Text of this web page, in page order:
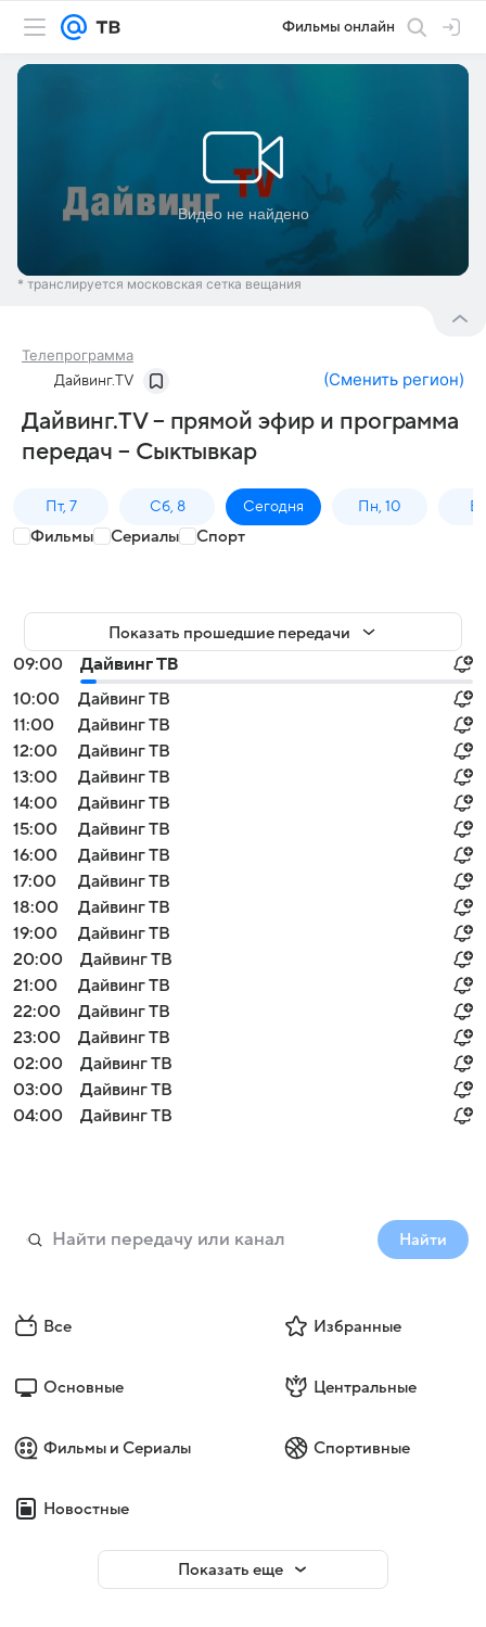
Фильмы онлайн
* транслируется московская сетка вещания
Телепрограмма
Дайвинг.TV (Сменить регион)
Дайвинг.TV – прямой эфир и программа
передач – Сыктывкар
Пт, 7 Сб, 8 Сегодня Пн, 10
Фильмы Сериалы Спорт
Показать прошедшие передачи
09:00
Дайвинг ТВ
10:00
Дайвинг ТВ
11:00
Дайвинг ТВ
12:00
Дайвинг ТВ
13:00
Дайвинг ТВ
14:00
Дайвинг ТВ
15:00
Дайвинг ТВ
16:00
Дайвинг ТВ
17:00
Дайвинг ТВ
18:00
Дайвинг ТВ
19:00
Дайвинг ТВ
20:00
Дайвинг ТВ
21:00
Дайвинг ТВ
22:00
Дайвинг ТВ
23:00
Дайвинг ТВ
02:00
Дайвинг ТВ
03:00
Дайвинг ТВ
04:00
Дайвинг ТВ
Найти
Все Избранные
Основные Центральные
Фильмы и Сериалы Спортивные
Новостные
Показать еще